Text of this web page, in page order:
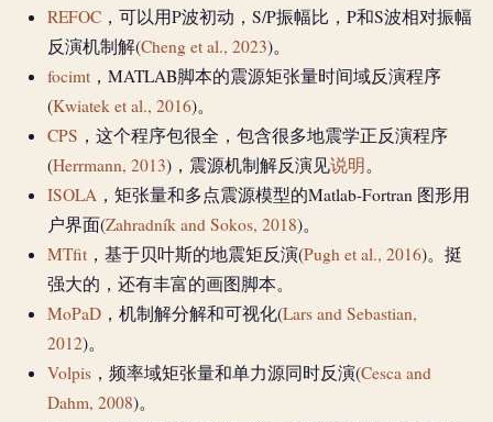
REFOC，可以用P波初动，S/P振幅比，P和S波相对振幅
反演机制解(Cheng et al., 2023)。
focimt，MATLAB脚本的震源矩张量时间域反演程序
(Kwiatek et al., 2016)。
CPS ，这个程序包很全，包含很多地震学正反演程序
(Herrmann, 2013)，震源机制解反演见说明。
ISOLA，矩张量和多点震源模型的Matlab-Fortran 图形用
户界面(Zahradník and Sokos, 2018)。
MTfit，基于贝叶斯的地震矩反演(Pugh et al., 2016)。挺
强大的，还有丰富的画图脚本。
MoPaD，机制解分解和可视化(Lars and Sebastian,
2012)。
Volpis，频率域矩张量和单力源同时反演(Cesca and
Dahm, 2008)。